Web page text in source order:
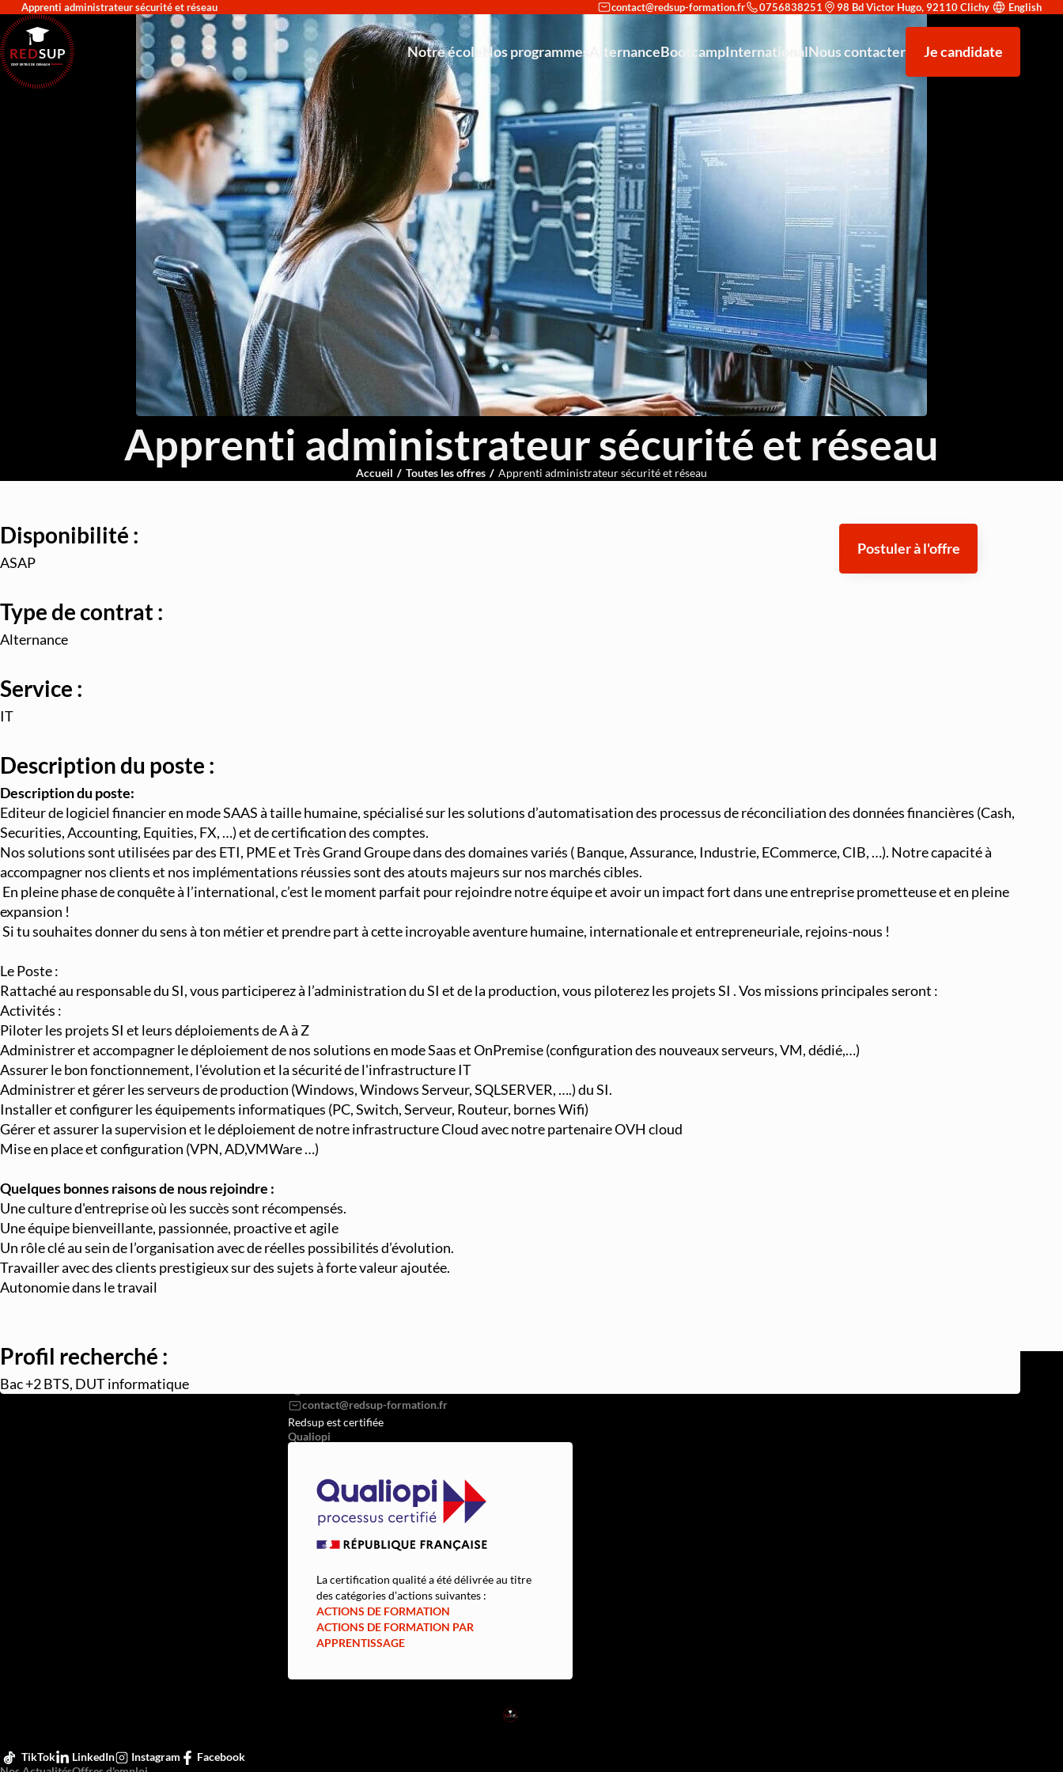
Apprenti administrateur sécurité et réseau 0756838251 98 Bd Victor Hugo, 92110 Clichy English
L'EXPERTISE DE DEMAIN
SUP
RED Notre école
Intégrer Redsup
Partenariat avec Cisco et Stormshield : une double reconnaissance prestigieuse
Nos Actualités
Nos programmes
Reconversion en cybersécurité : trouvez le parcours adapté à votre objectif
Bac+2 Technicien supérieur système et réseau
Bac+3 Administrateur d’infrastructures sécurisées
Mastère Européen Expert IT en Cybersécurité et Haute Disponibilité Niveau 7
Mastère Européen – Spécialisé en Conception et Déploiement de Solutions IA - Niveau 7
Bachelor Européen – Chargé de Développement Commercial - Niveau 6
Bac — Technicien Support IT & Cybersécurité
Bac+3 — Administrateur Cloud & DevSecOps
Alternance
Accompagnement à la recherche d'alternance
Nos partenaires
Bootcamp
F5 AWAF (Application Web Application Firewall)
F5 LTM (Local Traffic Manager)
Exploitation des équipements de sécurité
Analyste SOC (Niveau Initiation)
Certification Cisco CCNA
Administration Linux Avancée
Sécurité des Réseaux d'Entreprise
Analyste SOC Niveau Initiation
Threat Hunting et Investigation Forensique
Réponse aux Incidents et Crisis Management
Fondamentaux Cloud AWS et Azure
Architecture et Sécurité Cloud
Conteneurisation Docker et Kubernetes
International
Venir étudier à Redsup
Nous contacter Je candidate
Apprenti administrateur sécurité et réseau
Accueil Toutes les offres Apprenti administrateur sécurité et réseau
Postuler à l'offre
Disponibilité :
ASAP
Type de contrat :
Alternance
Service :
IT
Description du poste :
Description du poste:
Editeur de logiciel financier en mode SAAS à taille humaine, spécialisé sur les solutions d’automatisation des processus de réconciliation des données financières (Cash,
Securities, Accounting, Equities, FX, …) et de certification des comptes.
Nos solutions sont utilisées par des ETI, PME et Très Grand Groupe dans des domaines variés ( Banque, Assurance, Industrie, ECommerce, CIB, …). Notre capacité à
accompagner nos clients et nos implémentations réussies sont des atouts majeurs sur nos marchés cibles.
En pleine phase de conquête à l’international, c’est le moment parfait pour rejoindre notre équipe et avoir un impact fort dans une entreprise prometteuse et en pleine
expansion !
Si tu souhaites donner du sens à ton métier et prendre part à cette incroyable aventure humaine, internationale et entrepreneuriale, rejoins-nous !
Le Poste :
Rattaché au responsable du SI, vous participerez à l’administration du SI et de la production, vous piloterez les projets SI . Vos missions principales seront :
Activités :
Piloter les projets SI et leurs déploiements de A à Z
Administrer et accompagner le déploiement de nos solutions en mode Saas et OnPremise (configuration des nouveaux serveurs, VM, dédié,…)
Assurer le bon fonctionnement, l'évolution et la sécurité de l'infrastructure IT
Administrer et gérer les serveurs de production (Windows, Windows Serveur, SQLSERVER, ….) du SI.
Installer et configurer les équipements informatiques (PC, Switch, Serveur, Routeur, bornes Wifi)
Gérer et assurer la supervision et le déploiement de notre infrastructure Cloud avec notre partenaire OVH cloud
Mise en place et configuration (VPN, AD,VMWare …)
Quelques bonnes raisons de nous rejoindre :
Une culture d'entreprise où les succès sont récompensés.
Une équipe bienveillante, passionnée, proactive et agile
Un rôle clé au sein de l’organisation avec de réelles possibilités d’évolution.
Travailler avec des clients prestigieux sur des sujets à forte valeur ajoutée.
Autonomie dans le travail
Profil recherché :
Bac +2 BTS, DUT informatique
Redsup est certifiée
Qualiopi
La certification qualité a été délivrée au titre
des catégories d'actions suivantes :
ACTIONS DE FORMATION
ACTIONS DE FORMATION PAR
APPRENTISSAGE
SUP
RED
TikTok LinkedIn Instagram
Facebook